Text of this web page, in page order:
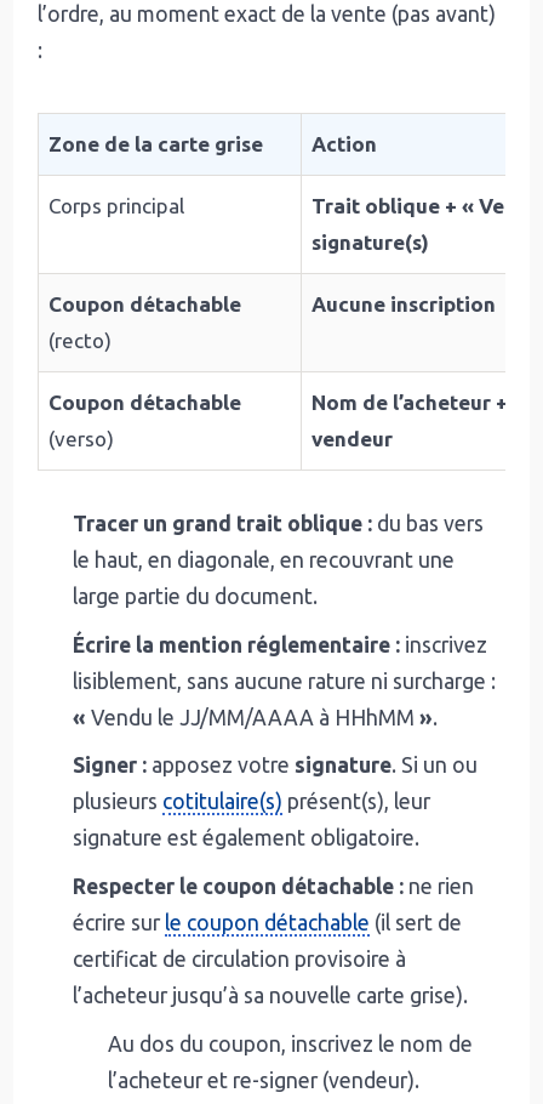
l’ordre, au moment exact de la vente (pas avant)
:
Zone de la carte grise Action
Corps principal
Trait oblique + « Vendu
signature(s)
Coupon détachable
(recto)
Aucune inscription
Coupon détachable
(verso)
Nom de l’acheteur +
vendeur
Tracer un grand trait oblique : du bas vers
le haut, en diagonale, en recouvrant une
large partie du document.
Écrire la mention réglementaire : inscrivez
lisiblement, sans aucune rature ni surcharge :
« Vendu le JJ/MM/AAAA à HHhMM ».
Signer : apposez votre signature. Si un ou
plusieurs cotitulaire(s) présent(s), leur
signature est également obligatoire.
Respecter le coupon détachable : ne rien
écrire sur le coupon détachable (il sert de
certificat de circulation provisoire à
l’acheteur jusqu’à sa nouvelle carte grise).
Au dos du coupon, inscrivez le nom de
l’acheteur et re-signer (vendeur).